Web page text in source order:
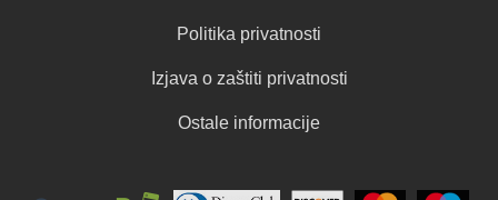
Politika privatnosti
Izjava o zaštiti privatnosti
Ostale informacije